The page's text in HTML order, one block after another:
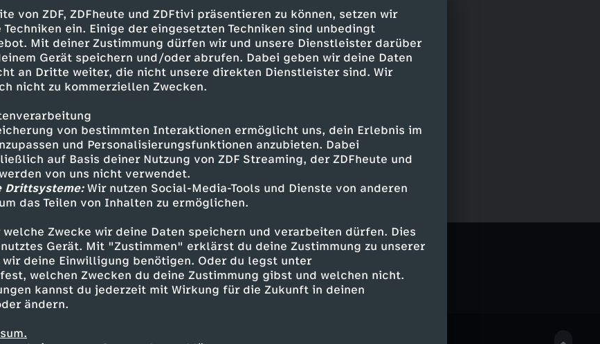
von ZDF, ZDFheute und ZDFtivi präsentieren zu können, setzen wir
ein. Einige der eingesetzten Techniken sind unbedingt
Mit deiner Zustimmung dürfen wir und unsere Dienstleister darüber
Gerät speichern und/oder abrufen. Dabei geben wir deine Daten
an Dritte weiter, die nicht unsere direkten Dienstleister sind. Wir
nicht zu kommerziellen Zwecken.
von bestimmten Interaktionen ermöglicht uns, dein Erlebnis im
und Personalisierungsfunktionen anzubieten. Dabei
auf Basis deiner Nutzung von ZDF Streaming, der ZDFheute und
von uns nicht verwendet.
Drittsysteme:Wir nutzen Social-Media-Tools und Dienste von anderen
das Teilen von Inhalten zu ermöglichen.
Zwecke wir deine Daten speichern und verarbeiten dürfen. Dies
Gerät. Mit "Zustimmen" erklärst du deine Zustimmung zu unserer
deine Einwilligung benötigen. Oder du legst unter
welchen Zwecken du deine Zustimmung gibst und welchen nicht.
kannst du jederzeit mit Wirkung für die Zukunft in deinen
ändern.
entdecken
informativ phoenix vor ort